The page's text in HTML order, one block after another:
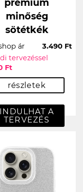
prémium
minőség
sötétkék
ár
3.490 Ft
tervezéssel
Ft
részletek
INDULHAT A
TERVEZÉS